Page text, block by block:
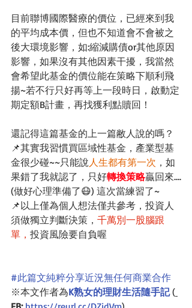
目前聯博國際醫療的價位，已經來到我
的平均成本價，但也不知道會不會被之
後大環境影響，如:縮減購債or其他原因
影響，如果沒有其他因素干擾，我當然
會希望此基金的價位能在策略下順利飛
揚~若不行只好再等上一段時日，啟動定
期定額B計畫，再找獲利點贖回！
還記得這篇基金的上一篇敝人說的嗎？
📌其實我習慣買區域性基金，產業型基
金很少碰~~只能說 人生都有第一次 ，如
果錯了我就認了，只好轉換策略贏回來....
(做好心理準備了😷) 這次當練習了~
📌以上僅為個人想法僅共參考，投資人
須做獨立判斷決策， 千萬別一股腦跟
單， 投資風險要自負喔
#此篇文純粹分享近況無任何商業合作
※本文作者為K熟女的理財生活隨手記 (